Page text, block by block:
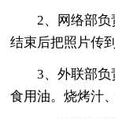
2、网络部负
结束后把照片传
3、外联部负责
食用油。烧烤汁